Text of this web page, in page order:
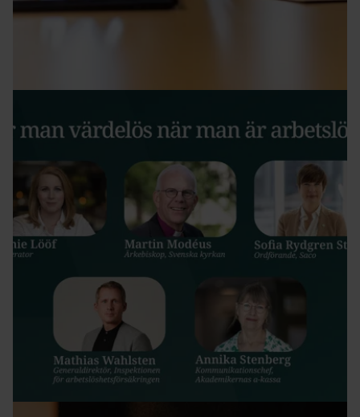
Minskat antal arbetslösa i maj
Akademikernas a‑kassa i Almedalen: Är man
värdelös när man är arbetslös?
Om Akademikernas 10 juni 2026